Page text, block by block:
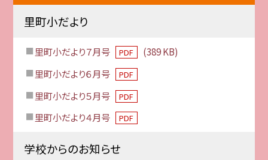
里町小だより
里町小だより７月号 PDF
(389 KB)
里町小だより６月号
PDF
里町小だより５月号 PDF
里町小だより４月号 PDF
学校からのお知らせ